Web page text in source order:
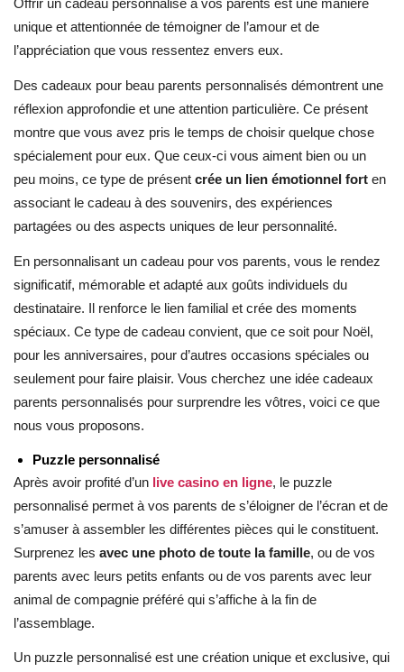
Offrir un cadeau personnalisé à vos parents est une manière
unique et attentionnée de témoigner de l’amour et de
l’appréciation que vous ressentez envers eux.
Des cadeaux pour beau parents personnalisés démontrent une
réflexion approfondie et une attention particulière. Ce présent
montre que vous avez pris le temps de choisir quelque chose
spécialement pour eux. Que ceux-ci vous aiment bien ou un
peu moins, ce type de présent crée un lien émotionnel fort en
associant le cadeau à des souvenirs, des expériences
partagées ou des aspects uniques de leur personnalité.
En personnalisant un cadeau pour vos parents, vous le rendez
significatif, mémorable et adapté aux goûts individuels du
destinataire. Il renforce le lien familial et crée des moments
spéciaux. Ce type de cadeau convient, que ce soit pour Noël,
pour les anniversaires, pour d’autres occasions spéciales ou
seulement pour faire plaisir. Vous cherchez une idée cadeaux
parents personnalisés pour surprendre les vôtres, voici ce que
nous vous proposons.
Puzzle personnalisé
Après avoir profité d’un live casino en ligne, le puzzle
personnalisé permet à vos parents de s’éloigner de l’écran et de
s’amuser à assembler les différentes pièces qui le constituent.
Surprenez les avec une photo de toute la famille, ou de vos
parents avec leurs petits enfants ou de vos parents avec leur
animal de compagnie préféré qui s’affiche à la fin de
l’assemblage.
Un puzzle personnalisé est une création unique et exclusive, qui